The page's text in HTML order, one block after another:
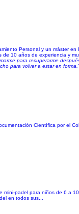
Personal y un máster
10 años de experiencia y
para recuperarme
para volver a estar en
Cientìfica por el
padel para niños de 6 a
en todos sus...